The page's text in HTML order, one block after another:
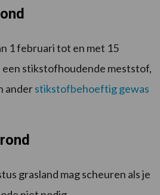
1 februari tot en met 15
een stikstofhoudende meststof,
anderstikstofbehoeftig gewas
grasland mag scheuren als je